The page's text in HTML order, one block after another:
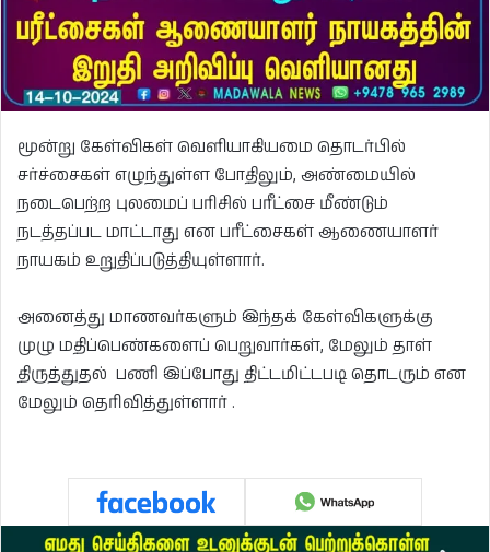
மூன்று கேள்விகள் வெளியாகியமை தொடர்பில்
சர்ச்சைகள் எழுந்துள்ள போதிலும், அண்மையில்
நடைபெற்ற புலமைப் பரிசில் பரீட்சை மீண்டும்
நடத்தப்பட மாட்டாது என பரீட்சைகள் ஆணையாளர்
நாயகம் உறுதிப்படுத்தியுள்ளார்.
அனைத்து மாணவர்களும் இந்தக் கேள்விகளுக்கு
முழு மதிப்பெண்களைப் பெறுவார்கள், மேலும் தாள்
திருத்துதல் பணி இப்போது திட்டமிட்டபடி தொடரும் என
மேலும் தெரிவித்துள்ளார் .